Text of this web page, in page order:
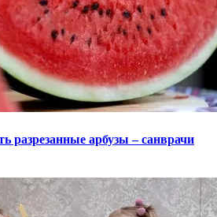
разрезанные арбузы – санврачи